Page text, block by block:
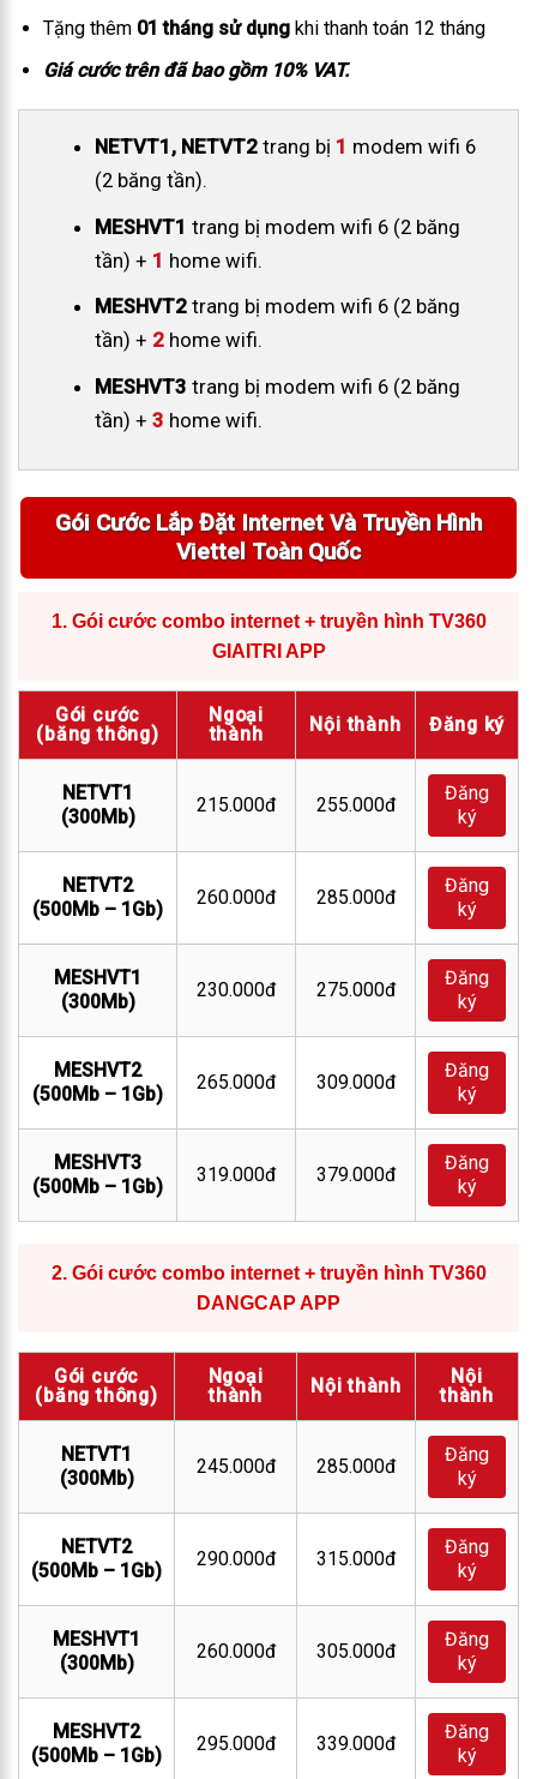
Tặng thêm 01 tháng sử dụngkhi thanh toán 12 tháng
Giá cước trên đã bao gồm 10% VAT.
NETVT1, NETVT2trang bị 1 modem wifi 6
(2 băng tần).
MESHVT1 trang bị modem wifi 6 (2 băng
tần) + 1 home wifi.
MESHVT2trang bị modem wifi 6 (2 băng
tần) + 2home wifi.
MESHVT3 trang bị modem wifi 6 (2 băng
tần) + 3 home wifi.
Gói Cước Lắp Đặt Internet Và Truyền Hình
Viettel Toàn Quốc
1. Gói cước combo internet + truyền hình TV360
GIAITRI APP
Gói cước
(băng thông)
Ngoại
thành
Nội thành Đăng ký
NETVT1
(300Mb)
215.000đ 255.000đ
Đăng
ký
NETVT2
(500Mb – 1Gb)
260.000đ 285.000đ
Đăng
ký
MESHVT1
(300Mb)
230.000đ 275.000đ
Đăng
ký
MESHVT2
(500Mb – 1Gb)
265.000đ 309.000đ
Đăng
ký
MESHVT3
(500Mb – 1Gb)
319.000đ 379.000đ
Đăng
ký
2. Gói cước combo internet + truyền hình TV360
DANGCAP APP
Gói cước
(băng thông)
Ngoại
thành
Nội thành
Nội
thành
NETVT1
(300Mb)
245.000đ 285.000đ
Đăng
ký
NETVT2
(500Mb – 1Gb)
290.000đ 315.000đ
Đăng
ký
MESHVT1
(300Mb)
260.000đ 305.000đ
Đăng
ký
MESHVT2
(500Mb – 1Gb)
295.000đ 339.000đ
Đăng
ký